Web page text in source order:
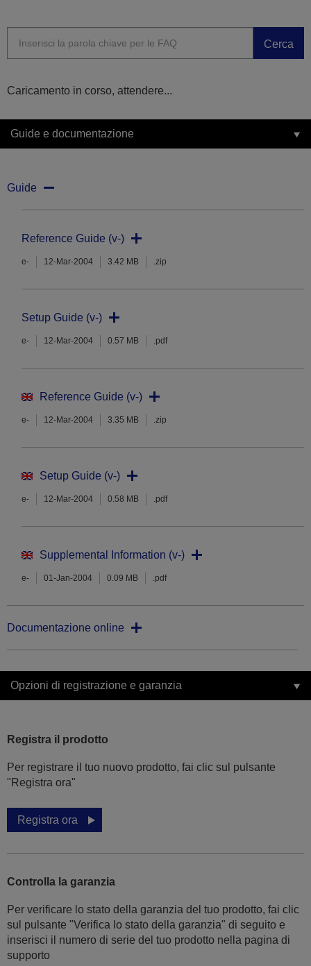
Cerca
Caricamento in corso, attendere...
Guide e documentazione
Guide
Reference Guide (v-)
e- 12-Mar-2004 3.42 MB .zip
Setup Guide (v-)
e- 12-Mar-2004 0.57 MB .pdf
Reference Guide (v-)
e- 12-Mar-2004 3.35 MB .zip
Setup Guide (v-)
e- 12-Mar-2004 0.58 MB .pdf
Supplemental Information (v-)
e- 01-Jan-2004 0.09 MB .pdf
Documentazione online
Opzioni di registrazione e garanzia
Registra il prodotto
Per registrare il tuo nuovo prodotto, fai clic sul pulsante
"Registra ora"
Registra ora
Controlla la garanzia
Per verificare lo stato della garanzia del tuo prodotto, fai clic
sul pulsante "Verifica lo stato della garanzia" di seguito e
inserisci il numero di serie del tuo prodotto nella pagina di
supporto